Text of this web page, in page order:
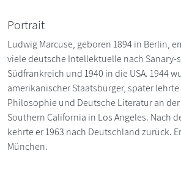
Portrait
Ludwig Marcuse, geboren 1894 in Berlin,
viele deutsche Intellektuelle nach Sanary-
Südfrankreich und 1940 in die USA. 1944
amerikanischer Staatsbürger, später
Philosophie und Deutsche Literatur an
Southern California in Los Angeles. Nach
kehrte er 1963 nach Deutschland zurück.
München.